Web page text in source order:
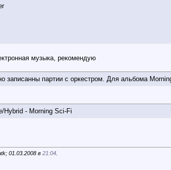
музыка, рекомендую
записанны партии с оркестром. Для альбома
Hybrid - Morning Sci-Fi
01.03.2008 в 21:04